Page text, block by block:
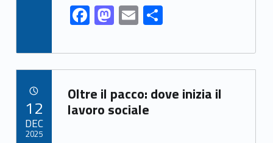
F
ac
e
b
o
o
M
as
to
d
o
n
E
m
ai
l
S
ar
e
Link identifier archive #link-archive-49404
Oltre il pacco: dove inizia il
lavoro sociale
12
DEC
2025